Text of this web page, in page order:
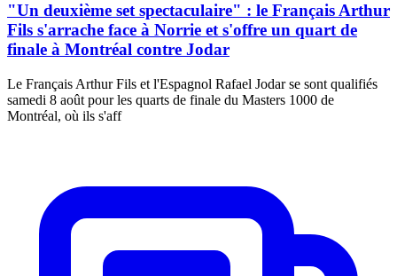
"Un deuxième set spectaculaire" : le Français Arthur
Fils s'arrache face à Norrie et s'offre un quart de
finale à Montréal contre Jodar
Le Français Arthur Fils et l'Espagnol Rafael Jodar se sont qualifiés
samedi 8 août pour les quarts de finale du Masters 1000 de
Montréal, où ils s'aff